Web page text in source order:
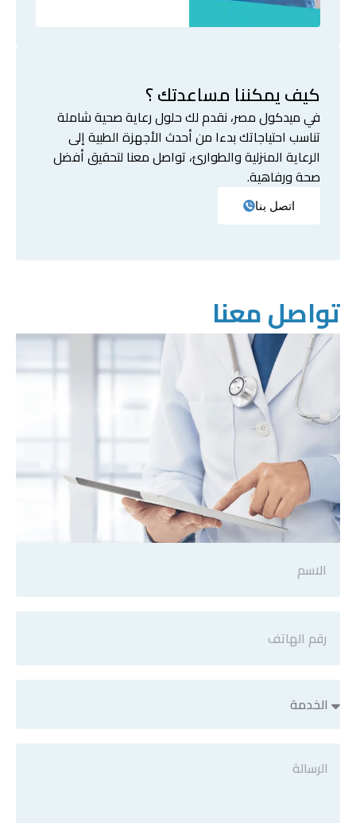
كيف يمكننا مساعدتك ؟
في ميدكول مصر، نقدم لك حلول رعاية صحية شاملة
تناسب احتياجاتك بدءا من أحدث الأجهزة الطبية إلى
الرعاية المنزلية والطوارئ، تواصل معنا لتحقيق أفضل
صحة ورفاهية.
اتصل بنا
تواصل معنا